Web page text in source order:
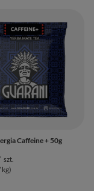
Caffeine + 50g
szt.
kg)